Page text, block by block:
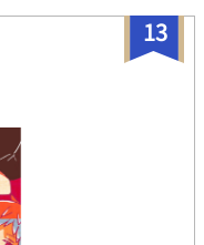
13